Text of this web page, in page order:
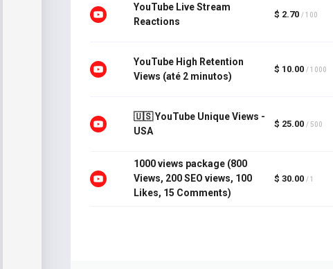
YouTube Live Stream
Reactions
$ 2.70 / 100
YouTube High Retention
Views (até 2 minutos)
$ 10.00 / 1000
🇺🇸 YouTube Unique Views -
USA
$ 25.00 / 500
1000 views package (800
Views, 200 SEO views, 100
Likes, 15 Comments)
$ 30.00 / 1